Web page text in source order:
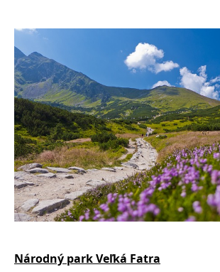
Národný park Veľká Fatra